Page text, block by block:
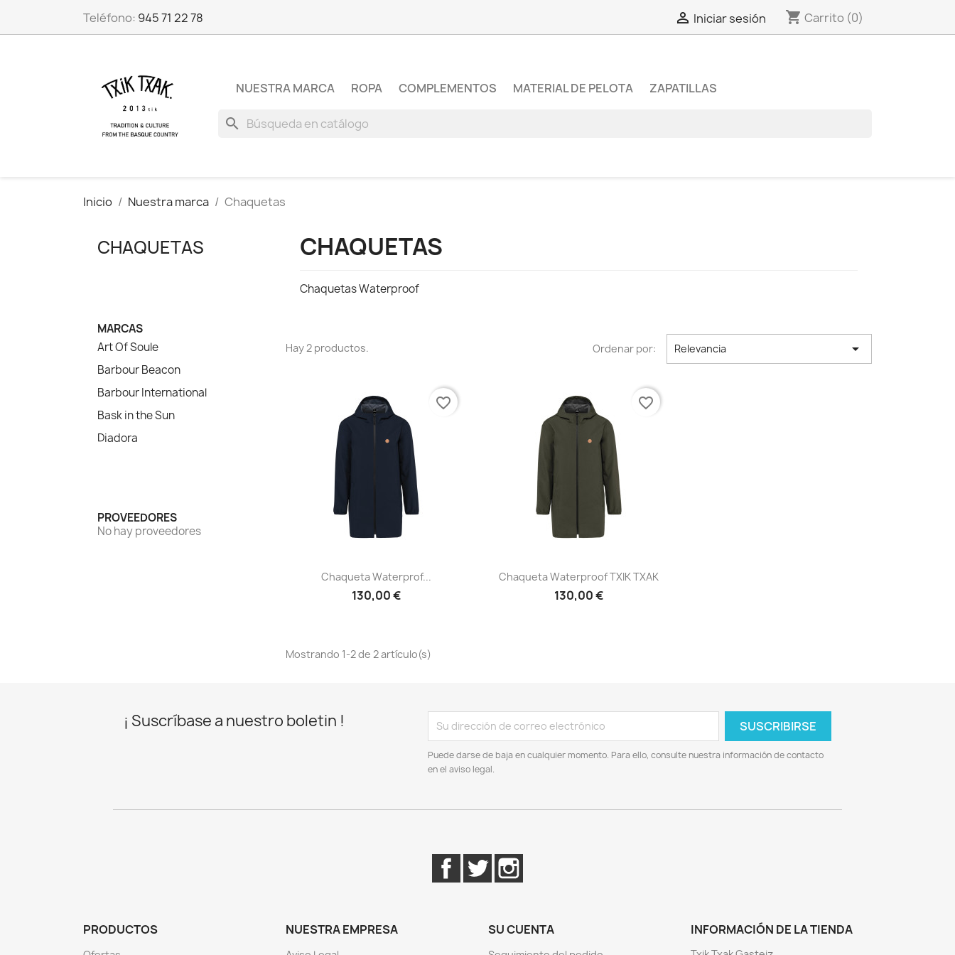
Teléfono: 945 71 22 78  Iniciar sesión shopping_cart Carrito (0)
NUESTRA MARCA ROPA COMPLEMENTOS MATERIAL DE PELOTA ZAPATILLAS
search
Inicio Nuestra marca Chaquetas
CHAQUETAS
MARCAS
Art Of Soule
Barbour Beacon
Barbour International
Bask in the Sun
Diadora
PROVEEDORES
No hay proveedores
CHAQUETAS
Chaquetas Waterproof
Hay 2 productos. Ordenar por: Relevancia 
Vista rápida
Chaqueta Waterprof...
130,00 €
favorite_border
Vista rápida
Chaqueta Waterproof TXIK TXAK
130,00 €
favorite_border
Mostrando 1-2 de 2 artículo(s)
¡ Suscríbase a nuestro boletin !
Puede darse de baja en cualquier momento. Para ello, consulte nuestra información de contacto
en el aviso legal.
Facebook
Twitter
PRODUCTOS NUESTRA EMPRESA SU CUENTA INFORMACIÓN DE LA TIENDA